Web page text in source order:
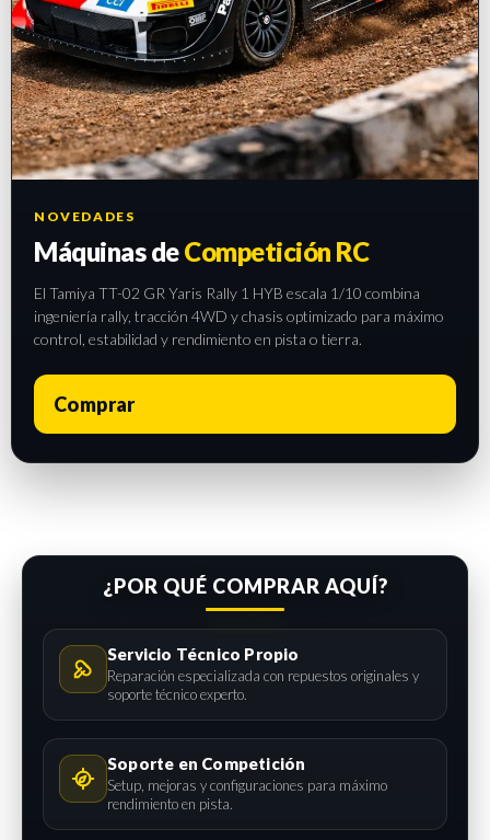
NOVEDADES
Máquinas deCompetición RC
El Tamiya TT-02 GR Yaris Rally 1 HYB escala 1/10 combina
ingeniería rally, tracción 4WD y chasis optimizado para máximo
control, estabilidad y rendimiento en pista o tierra.
Comprar
¿POR QUÉ COMPRAR AQUÍ?
Servicio Técnico Propio
Reparación especializada con repuestos originales y
soporte técnico experto.
Soporte en Competición
Setup, mejoras y configuraciones para máximo
rendimiento en pista.